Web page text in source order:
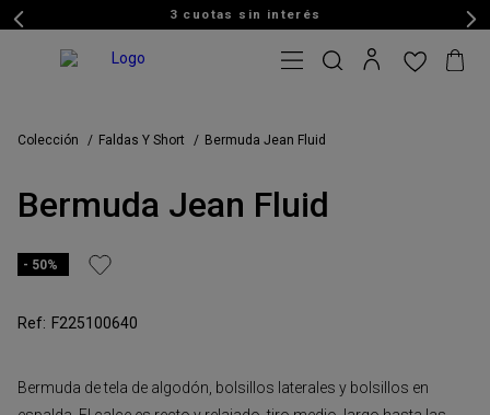
3 cuotas sin interés
Colección Faldas Y Short Bermuda Jean Fluid
Bermuda Jean Fluid
50%
F225100640
Bermuda de tela de algodón, bolsillos laterales y bolsillos en